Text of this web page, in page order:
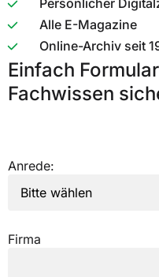
Alle E-Magazine
Online-Archiv seit
Einfach
Fachwissen
Anrede:
Firma